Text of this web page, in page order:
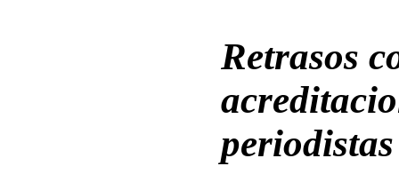
Retrasos
periodistas